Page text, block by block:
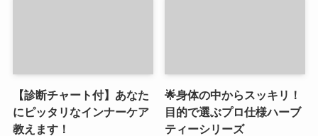
【診断チャート付】あなた
にピッタリなインナーケア
教えます！
🌟身体の中からスッキリ！
目的で選ぶプロ仕様ハーブ
ティーシリーズ